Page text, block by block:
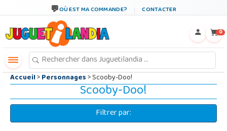
OÙ EST MA COMMANDE? CONTACTER
0
Accueil>Personnages> Scooby-Doo!
Scooby-Doo!
Filtrer par: